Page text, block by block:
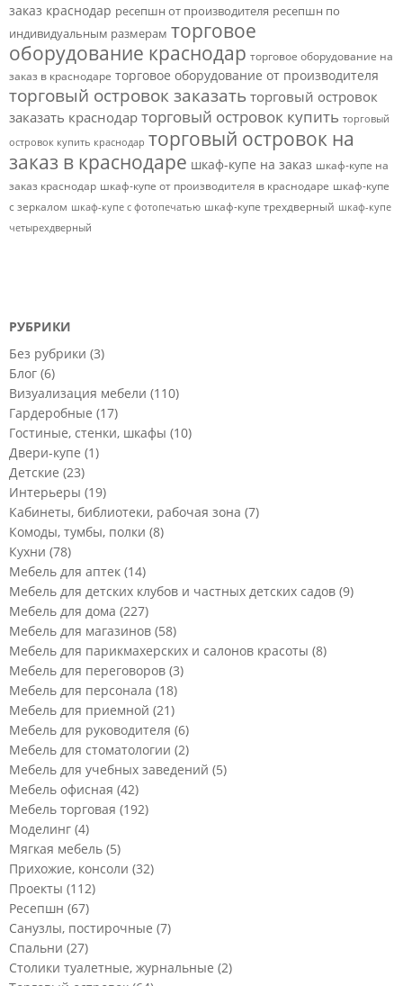
заказ краснодар ресепшн от производителя ресепшн по
индивидуальным размерам торговое
оборудование краснодар торговое оборудование на
заказ в краснодаре торговое оборудование от производителя
торговый островок заказать торговый островок
заказать краснодар торговый островок купить торговый
островок купить краснодар торговый островок на
заказ в краснодаре шкаф-купе на заказ шкаф-купе на
заказ краснодар шкаф-купе от производителя в краснодаре шкаф-купе
с зеркалом шкаф-купе с фотопечатью шкаф-купе трехдверный шкаф-купе
четырехдверный
РУБРИКИ
Без рубрики (3)
Блог (6)
Визуализация мебели (110)
Гардеробные (17)
Гостиные, стенки, шкафы (10)
Двери-купе (1)
Детские (23)
Интерьеры (19)
Кабинеты, библиотеки, рабочая зона (7)
Комоды, тумбы, полки (8)
Кухни (78)
Мебель для аптек (14)
Мебель для детских клубов и частных детских садов (9)
Мебель для дома (227)
Мебель для магазинов (58)
Мебель для парикмахерских и салонов красоты (8)
Мебель для переговоров (3)
Мебель для персонала (18)
Мебель для приемной (21)
Мебель для руководителя (6)
Мебель для стоматологии (2)
Мебель для учебных заведений (5)
Мебель офисная (42)
Мебель торговая (192)
Моделинг (4)
Мягкая мебель (5)
Прихожие, консоли (32)
Проекты (112)
Ресепшн (67)
Санузлы, постирочные (7)
Спальни (27)
Столики туалетные, журнальные (2)